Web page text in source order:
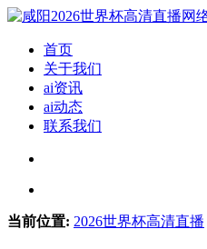
首页
关于我们
ai资讯
ai动态
联系我们
当前位置: 2026世界杯高清直播